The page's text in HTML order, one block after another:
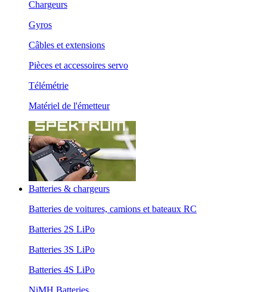
Chargeurs
Gyros
Câbles et extensions
Pièces et accessoires servo
Télémétrie
Matériel de l'émetteur
Batteries & chargeurs
Batteries de voitures, camions et bateaux RC
Batteries 2S LiPo
Batteries 3S LiPo
Batteries 4S LiPo
NiMH Batteries